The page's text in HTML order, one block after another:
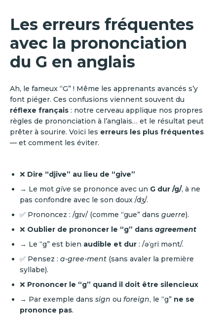
Les erreurs fréquentes
avec la prononciation
du G en anglais
Ah, le fameux “G” ! Même les apprenants avancés s’y
font piéger. Ces confusions viennent souvent du
réflexe français : notre cerveau applique nos propres
règles de prononciation à l’anglais… et le résultat peut
prêter à sourire. Voici les erreurs les plus fréquentes
— et comment les éviter.
❌ Dire “djive” au lieu de “give”
→ Le mot give se prononce avec un G dur /g/, à ne
pas confondre avec le son doux /dʒ/.
✅ Prononcez : /gɪv/ (comme “gue” dans guerre).
❌ Oublier de prononcer le “g” dans agreement
→ Le “g” est bien audible et dur : /əˈɡriːmənt/.
✅ Pensez : a-gree-ment (sans avaler la première
syllabe).
❌ Prononcer le “g” quand il doit être silencieux
→ Par exemple dans sign ou foreign, le “g” ne se
prononce pas.